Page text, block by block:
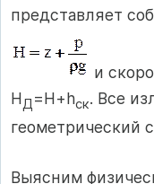
представляет
и
HД =H+hск. Все
геометрический
Выясним